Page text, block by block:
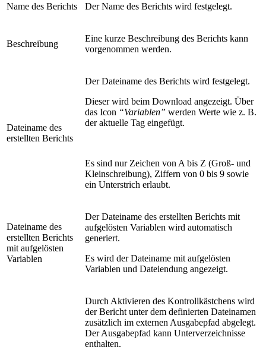
Name des Berichts Der Name des Berichts wird festgelegt.
Beschreibung
Eine kurze Beschreibung des Berichts kann
vorgenommen werden.
Dateiname des
erstellten Berichts
Der Dateiname des Berichts wird festgelegt.
Dieser wird beim Download angezeigt. Über
das Icon “Variablen” werden Werte wie z. B.
der aktuelle Tag eingefügt.
Es sind nur Zeichen von A bis Z (Groß- und
Kleinschreibung), Ziffern von 0 bis 9 sowie
ein Unterstrich erlaubt.
Dateiname des
erstellten Berichts
mit aufgelösten
Variablen
Der Dateiname des erstellten Berichts mit
aufgelösten Variablen wird automatisch
generiert.
Es wird der Dateiname mit aufgelösten
Variablen und Dateiendung angezeigt.
Durch Aktivieren des Kontrollkästchens wird
der Bericht unter dem definierten Dateinamen
zusätzlich im externen Ausgabepfad abgelegt.
Der Ausgabepfad kann Unterverzeichnisse
enthalten.